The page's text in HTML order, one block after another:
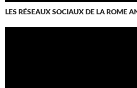
LES RÉSEAUX SOCIAUX DE LA ROME